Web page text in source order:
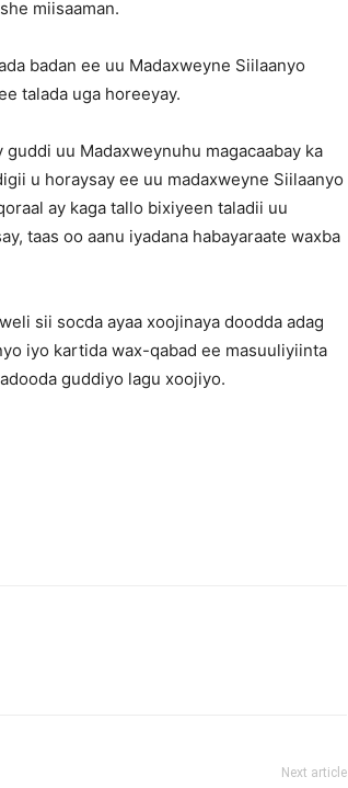
miisaaman.
badan ee uu Madaxweyne Siilaanyo
talada uga horeeyay.
guddi uu Madaxweynuhu magacaabay ka
u horaysay ee uu madaxweyne Siilaanyo
ay kaga tallo bixiyeen taladii uu
taas oo aanu iyadana habayaraate waxba
sii socda ayaa xoojinaya doodda adag
iyo kartida wax-qabad ee masuuliyiinta
guddiyo lagu xoojiyo.
Next article